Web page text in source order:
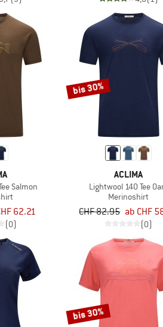
Salmon
62.21
(0)
bis 30%
ACLIMA
Lightwool 140 Tee
Merinoshirt
CHF 82.95 ab CHF
(0)
bis 30%